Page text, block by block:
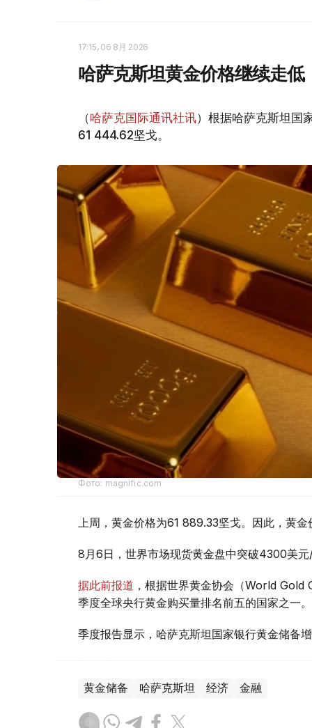
17:15, 06 8月 2026
哈萨克斯坦黄金价格继续走低
（哈萨克国际通讯社讯）根据哈萨克斯坦国
61 444.62坚戈。
Фото: magnific.com
上周，黄金价格为61 889.33坚戈。因此，黄
8月6日，世界市场现货黄金盘中突破4300美元
据此前报道 ，根据世界黄金协会（World
季度全球央行黄金购买量排名前五的国家之一。
季度报告显示，哈萨克斯坦国家银行黄金储备增
黄金储备 哈萨克斯坦 经济 金融